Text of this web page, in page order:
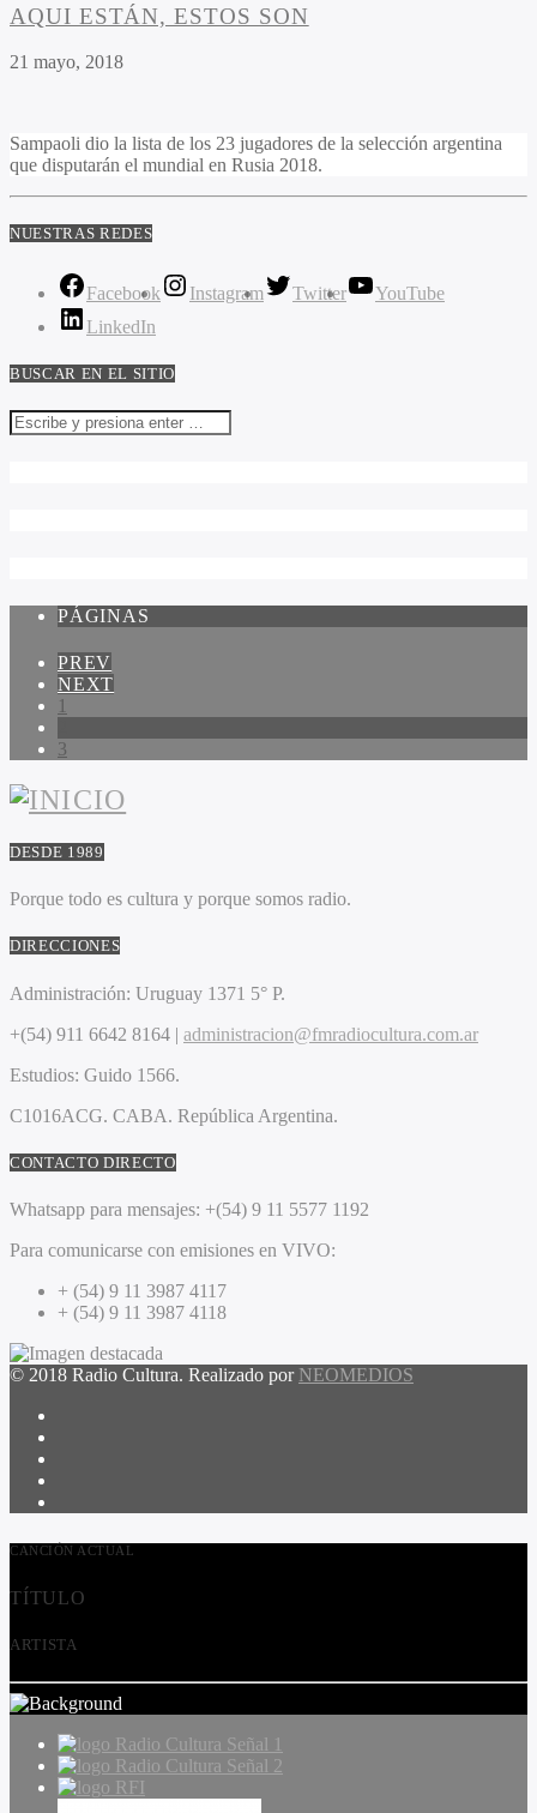
AQUI ESTÁN, ESTOS SON
21 mayo, 2018
Sampaoli dio la lista de los 23 jugadores de la selección argentina
que disputarán el mundial en Rusia 2018.
NUESTRAS REDES
Facebook Instagram Twitter
YouTube
LinkedIn
BUSCAR EN EL SITIO
PÁGINAS
PREV
NEXT
1
3
DESDE 1989
Porque todo es cultura y porque somos radio.
DIRECCIONES
Administración: Uruguay 1371 5° P.
+(54) 911 6642 8164 | administracion@fmradiocultura.com.ar
Estudios: Guido 1566.
C1016ACG. CABA. República Argentina.
CONTACTO DIRECTO
Whatsapp para mensajes: +(54) 9 11 5577 1192
Para comunicarse con emisiones en VIVO:
+ (54) 9 11 3987 4117
+ (54) 9 11 3987 4118
© 2018 Radio Cultura. Realizado por NEOMEDIOS
CANCIÓN ACTUAL
TÍTULO
ARTISTA
Radio Cultura Señal 1
Radio Cultura Señal 2
RFI